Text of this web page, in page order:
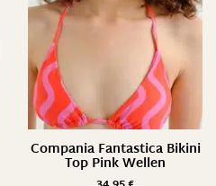
Compania Fantastica Bikini
Top Pink Wellen